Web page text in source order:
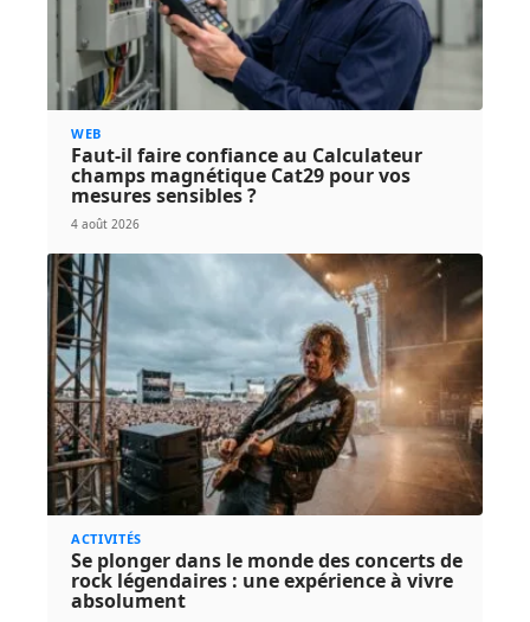
WEB
Faut-il faire confiance au Calculateur
champs magnétique Cat29 pour vos
mesures sensibles ?
4 août 2026
ACTIVITÉS
Se plonger dans le monde des concerts de
rock légendaires : une expérience à vivre
absolument